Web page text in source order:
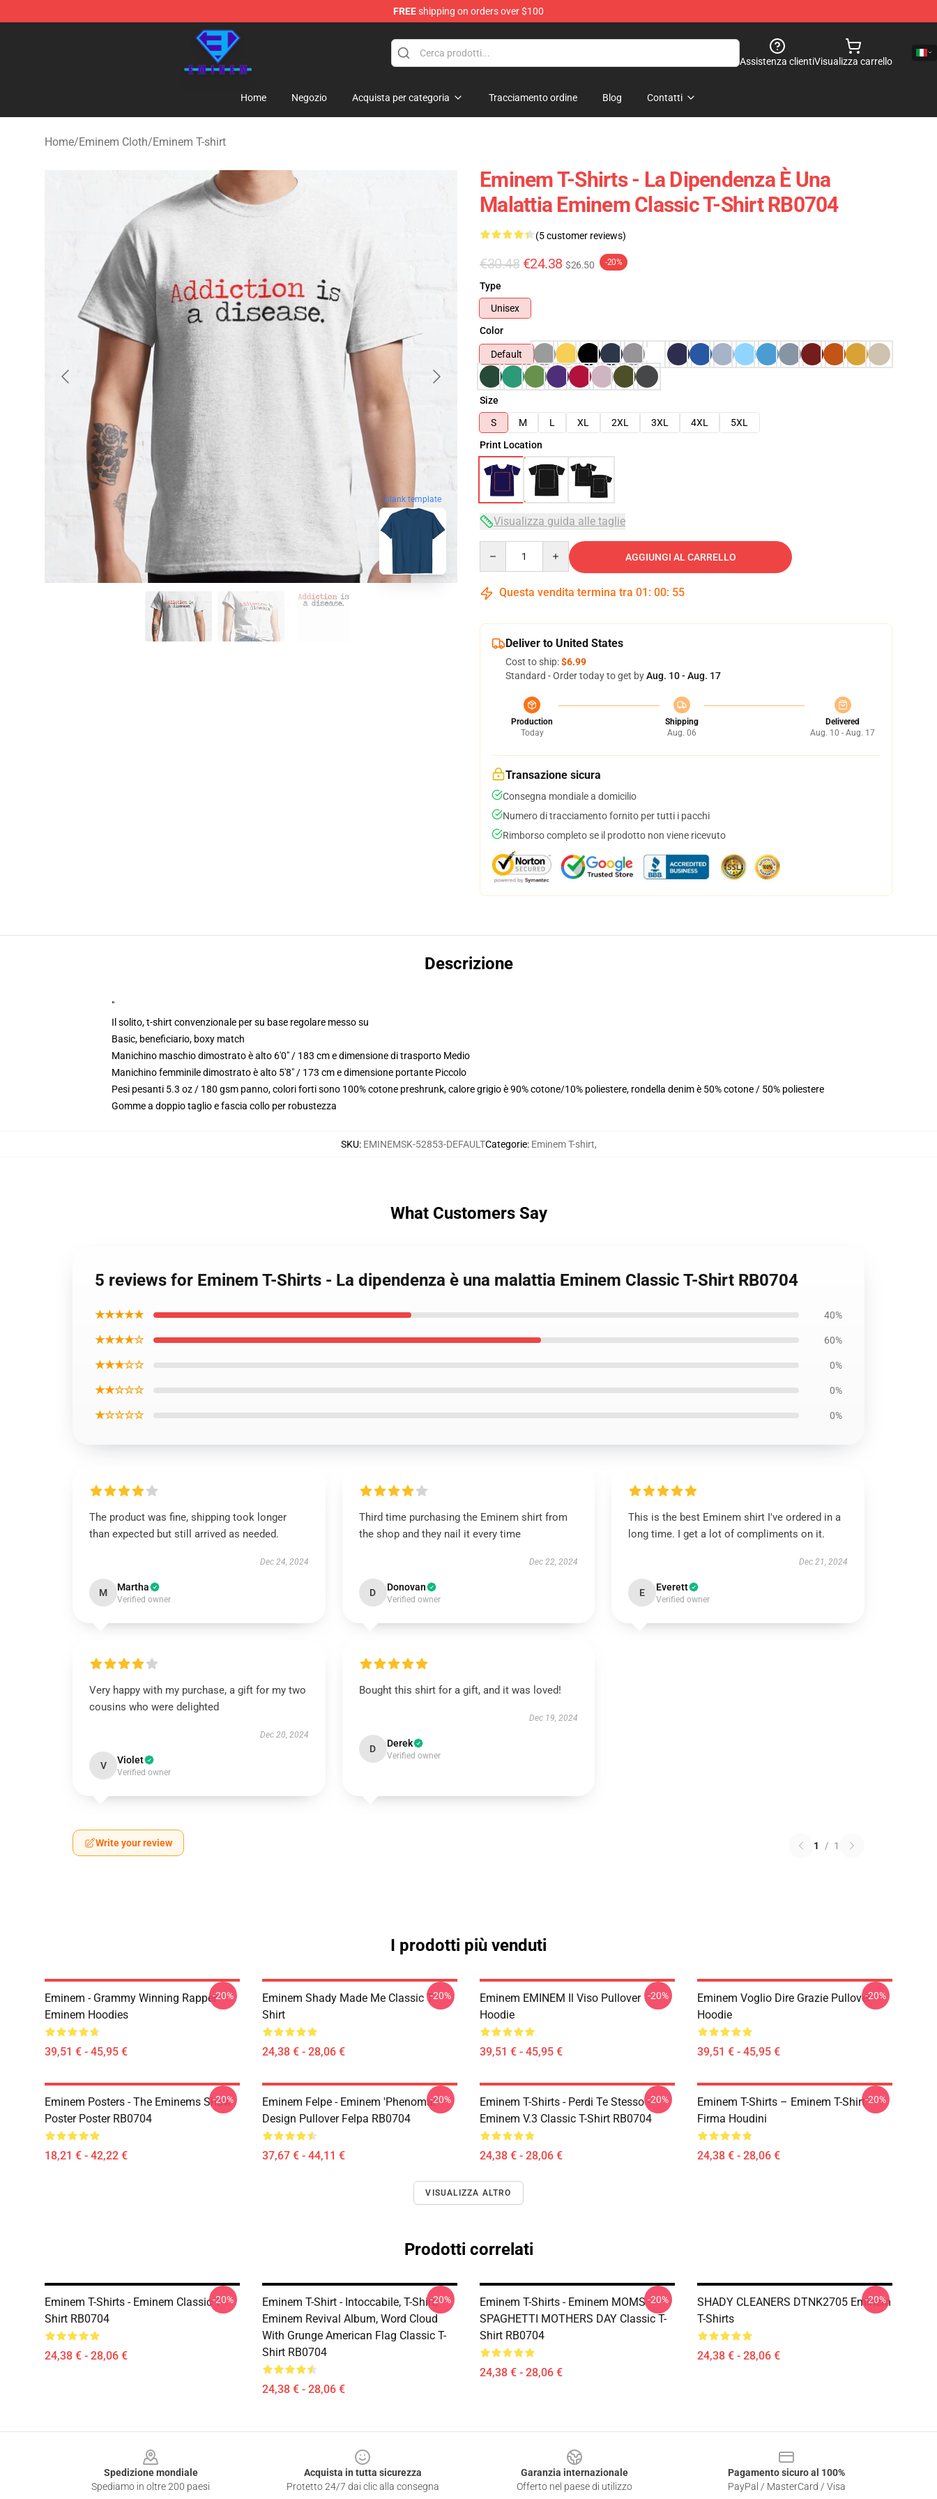
FREEshipping on orders over $100
Eminem Store - Official Eminem Merchandise Shop
Assistenza clientiVisualizza carrello
Home Negozio Acquista per categoria Tracciamento ordine Blog Contatti
Home/Eminem Cloth/Eminem T-shirt
blank template
Eminem T-Shirts - La Dipendenza È Una
Malattia Eminem Classic T-Shirt RB0704
(5 customer reviews)
€30.48 €24.38 $26.50 -20%
Type
Unisex
Color
Default
Size
S
M L XL 2XL 3XL 4XL
5XL
Print Location
Visualizza guida alle taglie
AGGIUNGI AL CARRELLO
Questa vendita termina tra 01 : 00: 54
Deliver to United States
Cost to ship:$6.99
Standard - Order today to get byAug. 10 - Aug. 17
Production
Today
Shipping
Aug. 06
Delivered
Aug. 10 - Aug. 17
Transazione sicura
Consegna mondiale a domicilio
Numero di tracciamento fornito per tutti i pacchi
Rimborso completo se il prodotto non viene ricevuto
Descrizione
"
Il solito, t-shirt convenzionale per su base regolare messo su
Basic, beneficiario, boxy match
Manichino maschio dimostrato è alto 6'0" / 183 cm e dimensione di trasporto Medio
Manichino femminile dimostrato è alto 5'8" / 173 cm e dimensione portante Piccolo
Pesi pesanti 5.3 oz / 180 gsm panno, colori forti sono 100% cotone preshrunk, calore grigio è 90% cotone/10% poliestere, rondella denim è 50% cotone / 50% poliestere
Gomme a doppio taglio e fascia collo per robustezza
SKU: EMINEMSK-52853-DEFAULTCategorie: Eminem T-shirt,
What Customers Say
5 reviews for Eminem T-Shirts - La dipendenza è una malattia Eminem Classic T-Shirt RB0704
★★★★★ 40%
★★★★☆ 60%
★★★☆☆ 0%
★★☆☆☆ 0%
★☆☆☆☆ 0%
The product was fine, shipping took longer
than expected but still arrived as needed.
Dec 24, 2024
M Martha
Verified owner
Third time purchasing the Eminem shirt from
the shop and they nail it every time
Dec 22, 2024
D Donovan
Verified owner
This is the best Eminem shirt I've ordered in a
long time. I get a lot of compliments on it.
Dec 21, 2024
E Everett
Verified owner
Very happy with my purchase, a gift for my two
cousins who were delighted
Dec 20, 2024
V Violet
Verified owner
Bought this shirt for a gift, and it was loved!
Dec 19, 2024
D Derek
Verified owner
Write your review 1 / 1
I prodotti più venduti
Eminem - Grammy Winning Rapper
Eminem Hoodies
39,51 € - 45,95 €
-20%
Eminem Shady Made Me Classic T-
Shirt
24,38 € - 28,06 €
-20%
Eminem EMINEM Il Viso Pullover
Hoodie
39,51 € - 45,95 €
-20%
Eminem Voglio Dire Grazie Pullover
Hoodie
39,51 € - 45,95 €
-20%
Eminem Posters - The Eminems Show
Poster Poster RB0704
18,21 € - 42,22 €
-20%
Eminem Felpe - Eminem 'Phenomal'
Design Pullover Felpa RB0704
37,67 € - 44,11 €
-20%
Eminem T-Shirts - Perdi Te Stesso -
Eminem V.3 Classic T-Shirt RB0704
24,38 € - 28,06 €
-20%
Eminem T-Shirts – Eminem T-Shirt
Firma Houdini
24,38 € - 28,06 €
-20%
VISUALIZZA ALTRO
Prodotti correlati
Eminem T-Shirts - Eminem Classic T-
Shirt RB0704
24,38 € - 28,06 €
-20%
Eminem T-Shirt - Intoccabile, T-Shirt,
Eminem Revival Album, Word Cloud
With Grunge American Flag Classic T-
Shirt RB0704
24,38 € - 28,06 €
-20%
Eminem T-Shirts - Eminem MOMS
SPAGHETTI MOTHERS DAY Classic T-
Shirt RB0704
24,38 € - 28,06 €
-20%
SHADY CLEANERS DTNK2705 Eminem
T-Shirts
24,38 € - 28,06 €
-20%
Spedizione mondiale
Spediamo in oltre 200 paesi
Acquista in tutta sicurezza
Protetto 24/7 dai clic alla consegna
Garanzia internazionale
Offerto nel paese di utilizzo
Pagamento sicuro al 100%
PayPal / MasterCard / Visa